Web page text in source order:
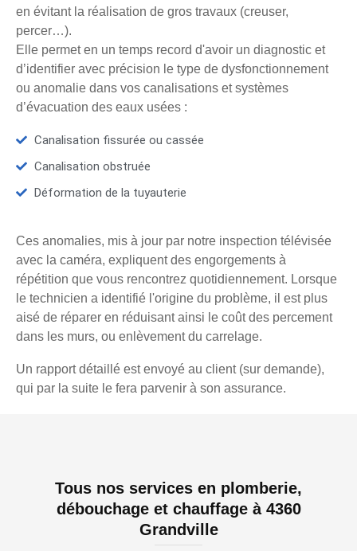
en évitant la réalisation de gros travaux (creuser,
percer…).
Elle permet en un temps record d'avoir un diagnostic et
d’identifier avec précision le type de dysfonctionnement
ou anomalie dans vos canalisations et systèmes
d’évacuation des eaux usées :
Canalisation fissurée ou cassée
Canalisation obstruée
Déformation de la tuyauterie
Ces anomalies, mis à jour par notre inspection télévisée
avec la caméra, expliquent des engorgements à
répétition que vous rencontrez quotidiennement. Lorsque
le technicien a identifié l'origine du problème, il est plus
aisé de réparer en réduisant ainsi le coût des percement
dans les murs, ou enlèvement du carrelage.
Un rapport détaillé est envoyé au client (sur demande),
qui par la suite le fera parvenir à son assurance.
Tous nos services en plomberie,
débouchage et chauffage à 4360
Grandville